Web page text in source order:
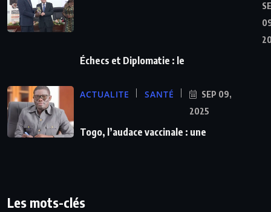
Échecs et Diplomatie : le
ACTUALITE SANTÉ
SEP 09,
2025
Togo, l’audace vaccinale : une
Les mots-clés